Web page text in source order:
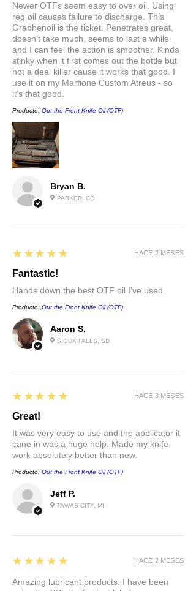
Bryan B.
PARKER, CO
Newer OTFs seem easy to over oil. Using
reg oil causes failure to discharge. This
Graphenoil is the ticket. Penetrates great,
doesn’t take much, seems to last a while
and I can feel the action is smoother. Kinda
stinky when it first comes out the bottle but
not a deal killer cause it works that good. I
use it on my Marfione Custom Atreus - so
it’s that good.
Producto: Out the Front Knife Oil (OTF)
Aaron S.
SIOUX FALLS, SD
5
★★★★★
Fantastic!
Hands down the best OTF oil I've used.
Producto: Out the Front Knife Oil (OTF)
HACE 2 MESES
Jeff P.
TAWAS CITY, MI
5
★★★★★
Great!
It was very easy to use and the applicator it
cane in was a huge help. Made my knife
work absolutely better than new.
Producto: Out the Front Knife Oil (OTF)
HACE 3 MESES
5
★★★★★
Amazing lubricant products. I have been
HACE 2 MESES